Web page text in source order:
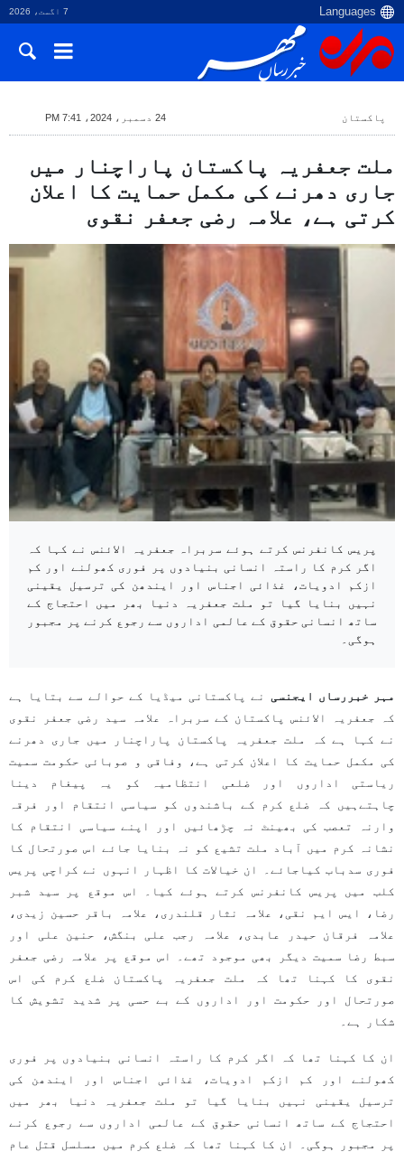
7 اگست، 2026
پاکستان 24 دسمبر، 2024، 7:41 PM
ملت جعفریہ پاکستان پاراچنار میں
جاری دھرنے کی مکمل حمایت کا اعلان
کرتی ہے، علامہ رضی جعفر نقوی
پریس کانفرنس کرتے ہوئے سربراہ جعفریہ الائنس نے کہا کہ
اگر کرم کا راستہ انسانی بنیادوں پر فوری کھولنے اور کم
ازکم ادویات، غذائی اجناس اور ایندھن کی ترسیل یقینی
نہیں بنایا گیا تو ملت جعفریہ دنیا بھر میں احتجاج کے
ساتھ انسانی حقوق کے عالمی اداروں سے رجوع کرنے پر مجبور
ہوگی۔
مہر خبررساں ایجنسی نے پاکستانی میڈیا کے حوالے سے بتایا ہے
کہ جعفریہ الائنس پاکستان کے سربراہ علامہ سید رضی جعفر نقوی
نے کہا ہے کہ ملت جعفریہ پاکستان پاراچنار میں جاری دھرنے
کی مکمل حمایت کا اعلان کرتی ہے، وفاقی و صوبائی حکومت سمیت
ریاستی اداروں اور ضلعی انتظامیہ کو یہ پیغام دینا
چاہتےہیں کہ ضلع کرم کے باشندوں کو سیاسی انتقام اور فرقہ
وارنہ تعصب کی بھینٹ نہ چڑھائیں اور اپنے سیاسی انتقام کا
نشانہ کرم میں آباد ملت تشیع کو نہ بنایا جائے اس صورتحال کا
فوری سدباب کیاجائے۔ ان خیالات کا اظہار انہوں نے کراچی پریس
کلب میں پریس کانفرنس کرتے ہوئے کیا۔ اس موقع پر سید شبر
رضا، ایس ایم نقی، علامہ نثار قلندری، علامہ باقر حسین زیدی،
علامہ فرقان حیدر عابدی، علامہ رجب علی بنگش، حنین علی اور
سبط رضا سمیت دیگر بھی موجود تھے۔ اس موقع پر علامہ رضی جعفر
نقوی کا کہنا تھا کہ ملت جعفریہ پاکستان ضلع کرم کی اس
صورتحال اور حکومت اور اداروں کے بے حسی پر شدید تشویش کا
شکار ہے۔
ان کا کہنا تھا کہ اگر کرم کا راستہ انسانی بنیادوں پر فوری
کھولنے اور کم ازکم ادویات، غذائی اجناس اور ایندھن کی
ترسیل یقینی نہیں بنایا گیا تو ملت جعفریہ دنیا بھر میں
احتجاج کے ساتھ انسانی حقوق کے عالمی اداروں سے رجوع کرنے
پر مجبور ہوگی۔ ان کا کہنا تھا کہ ضلع کرم میں مسلسل قتل عام